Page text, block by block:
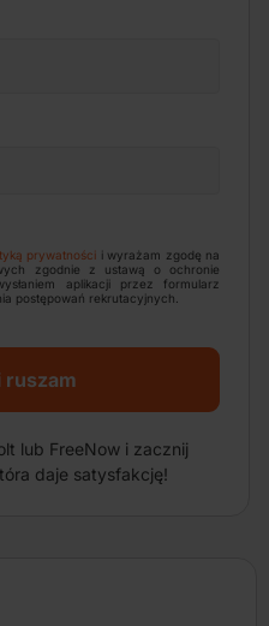
prywatności
i wyrażam zgodę na
zgodnie z ustawą o ochronie
aplikacji przez formularz
postępowań rekrutacyjnych.
ruszam
lub FreeNow i zacznij
daje satysfakcję!